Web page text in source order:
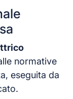
normative
eseguita da